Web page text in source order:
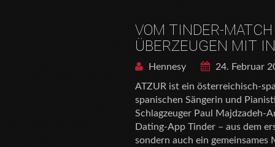
VOM TINDER-
ÜBERZEUGEN MIT
Hennesy
24. Februar
ATZUR ist ein österreichisch-
spanischen Sängerin und
Schlagzeuger Paul Majdzadeh-
Dating-App Tinder – aus dem
sondern auch ein